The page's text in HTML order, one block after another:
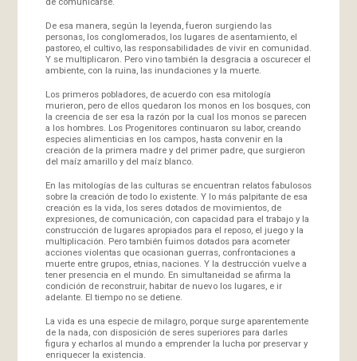
De esa manera, según la leyenda, fueron surgiendo las
personas, los conglomerados, los lugares de asentamiento, el
pastoreo, el cultivo, las responsabilidades de vivir en comunidad.
Y se multiplicaron. Pero vino también la desgracia a oscurecer el
ambiente, con la ruina, las inundaciones y la muerte.
Los primeros pobladores, de acuerdo con esa mitología
murieron, pero de ellos quedaron los monos en los bosques, con
la creencia de ser esa la razón por la cual los monos se parecen
a los hombres. Los Progenitores continuaron su labor, creando
especies alimenticias en los campos, hasta convenir en la
creación de la primera madre y del primer padre, que surgieron
del maíz amarillo y del maíz blanco.
En las mitologías de las culturas se encuentran relatos fabulosos
sobre la creación de todo lo existente. Y lo más palpitante de esa
creación es la vida, los seres dotados de movimientos, de
expresiones, de comunicación, con capacidad para el trabajo y la
construcción de lugares apropiados para el reposo, el juego y la
multiplicación. Pero también fuimos dotados para acometer
acciones violentas que ocasionan guerras, confrontaciones a
muerte entre grupos, etnias, naciones. Y la destrucción vuelve a
tener presencia en el mundo. En simultaneidad se afirma la
condición de reconstruir, habitar de nuevo los lugares, e ir
adelante. El tiempo no se detiene.
La vida es una especie de milagro, porque surge aparentemente
de la nada, con disposición de seres superiores para darles
figura y echarlos al mundo a emprender la lucha por preservar y
enriquecer la existencia.